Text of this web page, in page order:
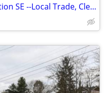
2013 Volkswagen Tiguan 4Motion SE --Local Trade, Clean title, Loaded--